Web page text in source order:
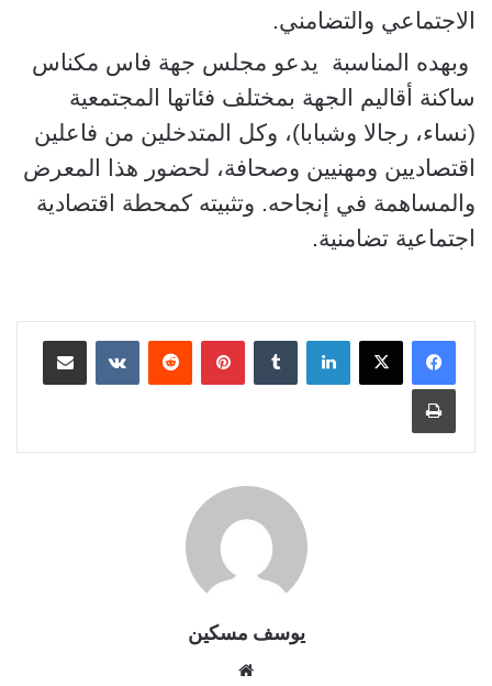
الاجتماعي والتضامني.
وبهده المناسبة
يدعو مجلس جهة فاس مكناس
ساكنة أقاليم الجهة بمختلف فئاتها المجتمعية
(نساء، رجالا وشبابا)، وكل المتدخلين من فاعلين
اقتصاديين ومهنيين وصحافة، لحضور هذا المعرض
والمساهمة في إنجاحه. وتثبيته كمحطة اقتصادية
اجتماعية تضامنية.
لينكدإن بينتيريست مشاركة عبر البريد
طباعة
يوسف مسكين